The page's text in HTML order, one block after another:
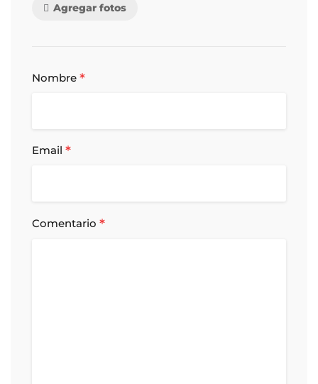
Agregar fotos
Nombre *
Email *
Comentario *